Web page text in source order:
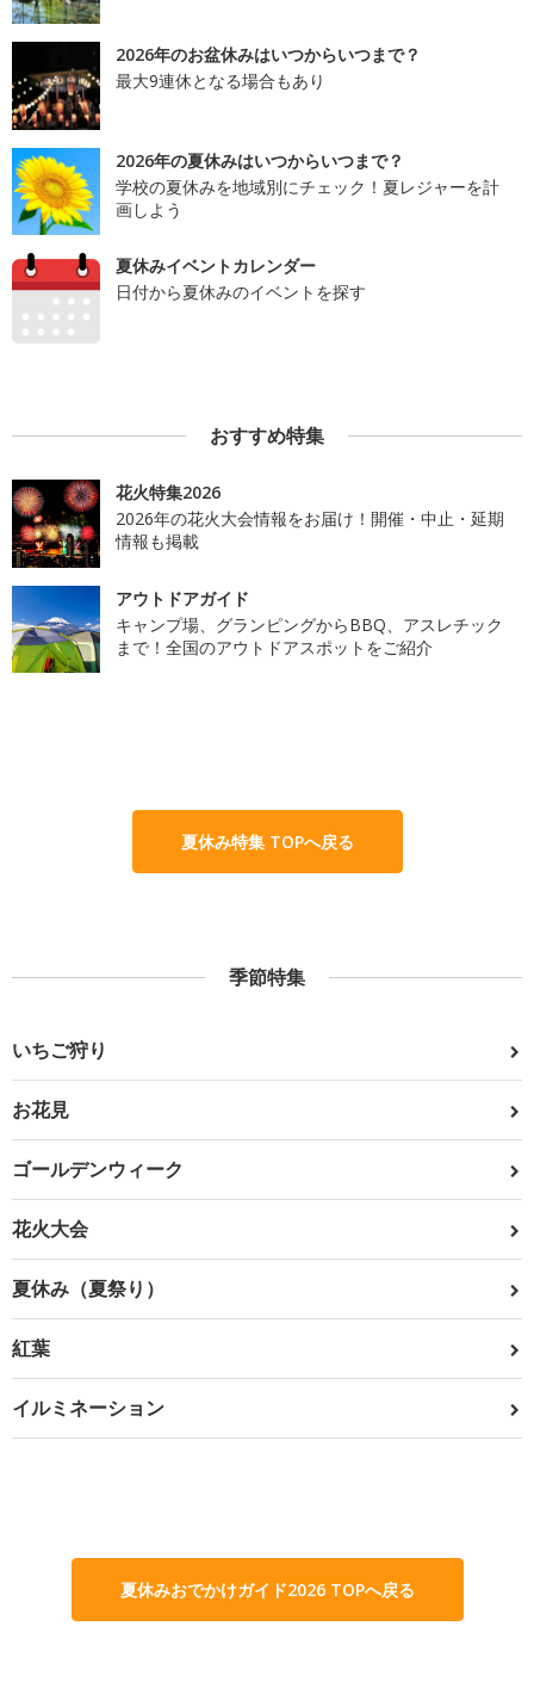
2026年のお盆休みはいつからいつまで？
最大9連休となる場合もあり
2026年の夏休みはいつからいつまで？
学校の夏休みを地域別にチェック！夏レジャーを計
画しよう
夏休みイベントカレンダー
日付から夏休みのイベントを探す
おすすめ特集
花火特集2026
2026年の花火大会情報をお届け！開催・中止・延期
情報も掲載
アウトドアガイド
キャンプ場、グランピングからBBQ、アスレチック
まで！全国のアウトドアスポットをご紹介
夏休み特集 TOPへ戻る
季節特集
いちご狩り
お花見
ゴールデンウィーク
花火大会
夏休み（夏祭り）
紅葉
イルミネーション
夏休みおでかけガイド2026 TOPへ戻る